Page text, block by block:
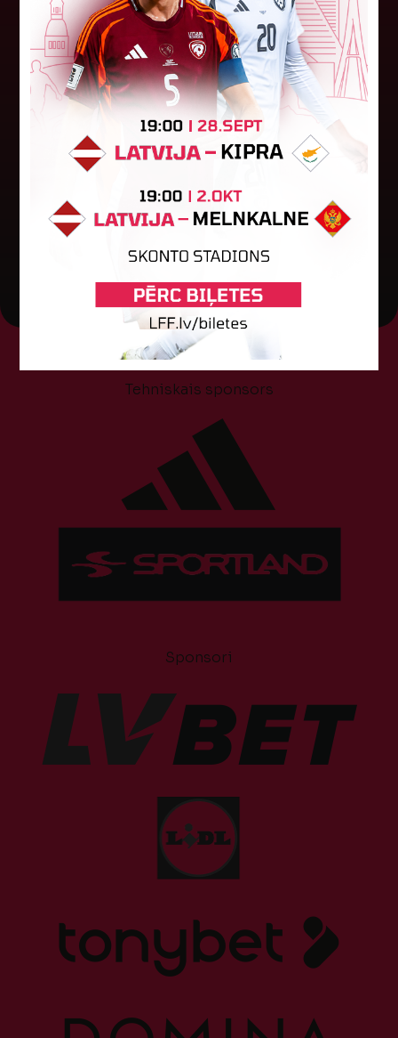
"Riga FC Women" liek kārtīgi
pasvīst dānietēm
Latvijas čempions sieviešu futbolā "Riga FC
Women" trešdien aizvadīja UEFA Čempionu līgas
kvalifikācijas otrās kārtas pusfināla spēli Dānijā
05. augusts 2026.
Tehniskais sponsors
Sponsori